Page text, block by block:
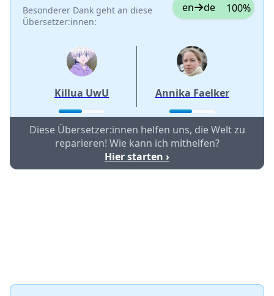
Besonderer Dank geht an diese
Übersetzer:innen:
en de 100%
Killua UwU Annika Faelker
Diese Übersetzer:innen helfen uns, die Welt zu
reparieren! Wie kann ich mithelfen?
Hier starten ›